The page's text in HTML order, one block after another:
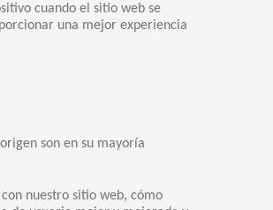
cuando el sitio web se
una mejor experiencia
son en su mayoría
nuestro sitio web, cómo